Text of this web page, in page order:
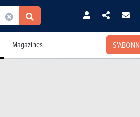
Magazines